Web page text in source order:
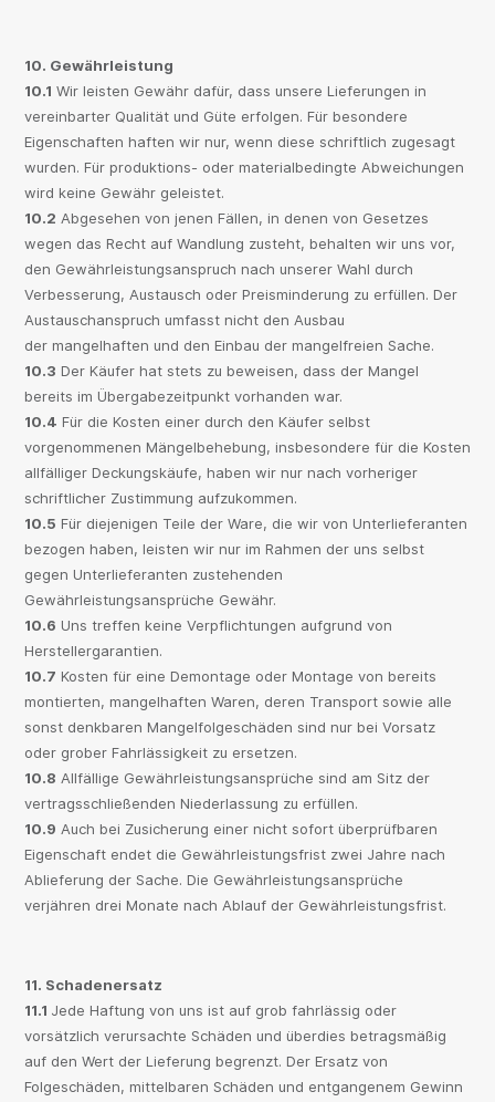
10. Gewährleistung
10.1 Wir leisten Gewähr dafür, dass unsere Lieferungen in
vereinbarter Qualität und Güte erfolgen. Für besondere
Eigenschaften haften wir nur, wenn diese schriftlich zugesagt
wurden. Für produktions- oder materialbedingte Abweichungen
wird keine Gewähr geleistet.
10.2 Abgesehen von jenen Fällen, in denen von Gesetzes
wegen das Recht auf Wandlung zusteht, behalten wir uns vor,
den Gewährleistungsanspruch nach unserer Wahl durch
Verbesserung, Austausch oder Preisminderung zu erfüllen. Der
Austauschanspruch umfasst nicht den Ausbau
der mangelhaften und den Einbau der mangelfreien Sache.
10.3 Der Käufer hat stets zu beweisen, dass der Mangel
bereits im Übergabezeitpunkt vorhanden war.
10.4 Für die Kosten einer durch den Käufer selbst
vorgenommenen Mängelbehebung, insbesondere für die Kosten
allfälliger Deckungskäufe, haben wir nur nach vorheriger
schriftlicher Zustimmung aufzukommen.
10.5 Für diejenigen Teile der Ware, die wir von Unterlieferanten
bezogen haben, leisten wir nur im Rahmen der uns selbst
gegen Unterlieferanten zustehenden
Gewährleistungsansprüche Gewähr.
10.6 Uns treffen keine Verpflichtungen aufgrund von
Herstellergarantien.
10.7 Kosten für eine Demontage oder Montage von bereits
montierten, mangelhaften Waren, deren Transport sowie alle
sonst denkbaren Mangelfolgeschäden sind nur bei Vorsatz
oder grober Fahrlässigkeit zu ersetzen.
10.8 Allfällige Gewährleistungsansprüche sind am Sitz der
vertragsschließenden Niederlassung zu erfüllen.
10.9 Auch bei Zusicherung einer nicht sofort überprüfbaren
Eigenschaft endet die Gewährleistungsfrist zwei Jahre nach
Ablieferung der Sache. Die Gewährleistungsansprüche
verjähren drei Monate nach Ablauf der Gewährleistungsfrist.
11. Schadenersatz
11.1 Jede Haftung von uns ist auf grob fahrlässig oder
vorsätzlich verursachte Schäden und überdies betragsmäßig
auf den Wert der Lieferung begrenzt. Der Ersatz von
Folgeschäden, mittelbaren Schäden und entgangenem Gewinn